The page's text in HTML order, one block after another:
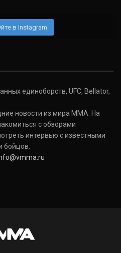
в Instagram
единоборств, UFC, Bellator,
новости из мира ММА. На
с обзорами
интервью с известными
бойцов.